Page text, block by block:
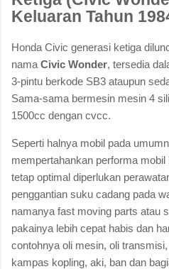
Keluaran Tahun
Honda Civic generasi ketiga
nama Civic Wonder, tersedia
3-pintu berkode SB3 ataupun
Sama-sama bermesin mesin 4
1500cc dengan cvcc.
Seperti halnya mobil pada
mempertahankan performa
tetap optimal diperlukan
penggantian suku cadang pada
namanya fast moving parts atau
pakainya lebih cepat habis dan
contohnya oli mesin, oli
kampas kopling, aki, ban dan